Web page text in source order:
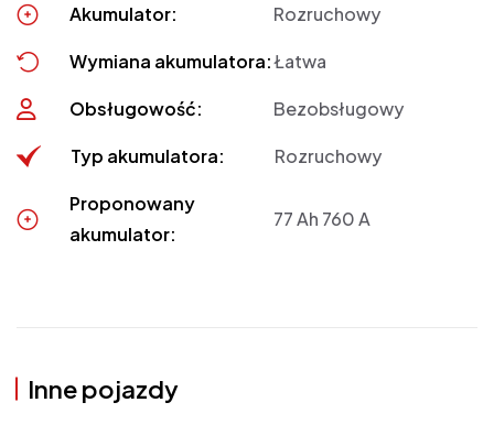
Akumulator: Rozruchowy
Wymiana akumulatora:Łatwa
Obsługowość: Bezobsługowy
Typ akumulatora: Rozruchowy
Proponowany
akumulator:
77 Ah 760 A
Inne pojazdy